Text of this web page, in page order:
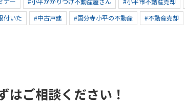
付いた #中古戸建 #国分寺小平の不動産 #不動産売却
はご相談ください！